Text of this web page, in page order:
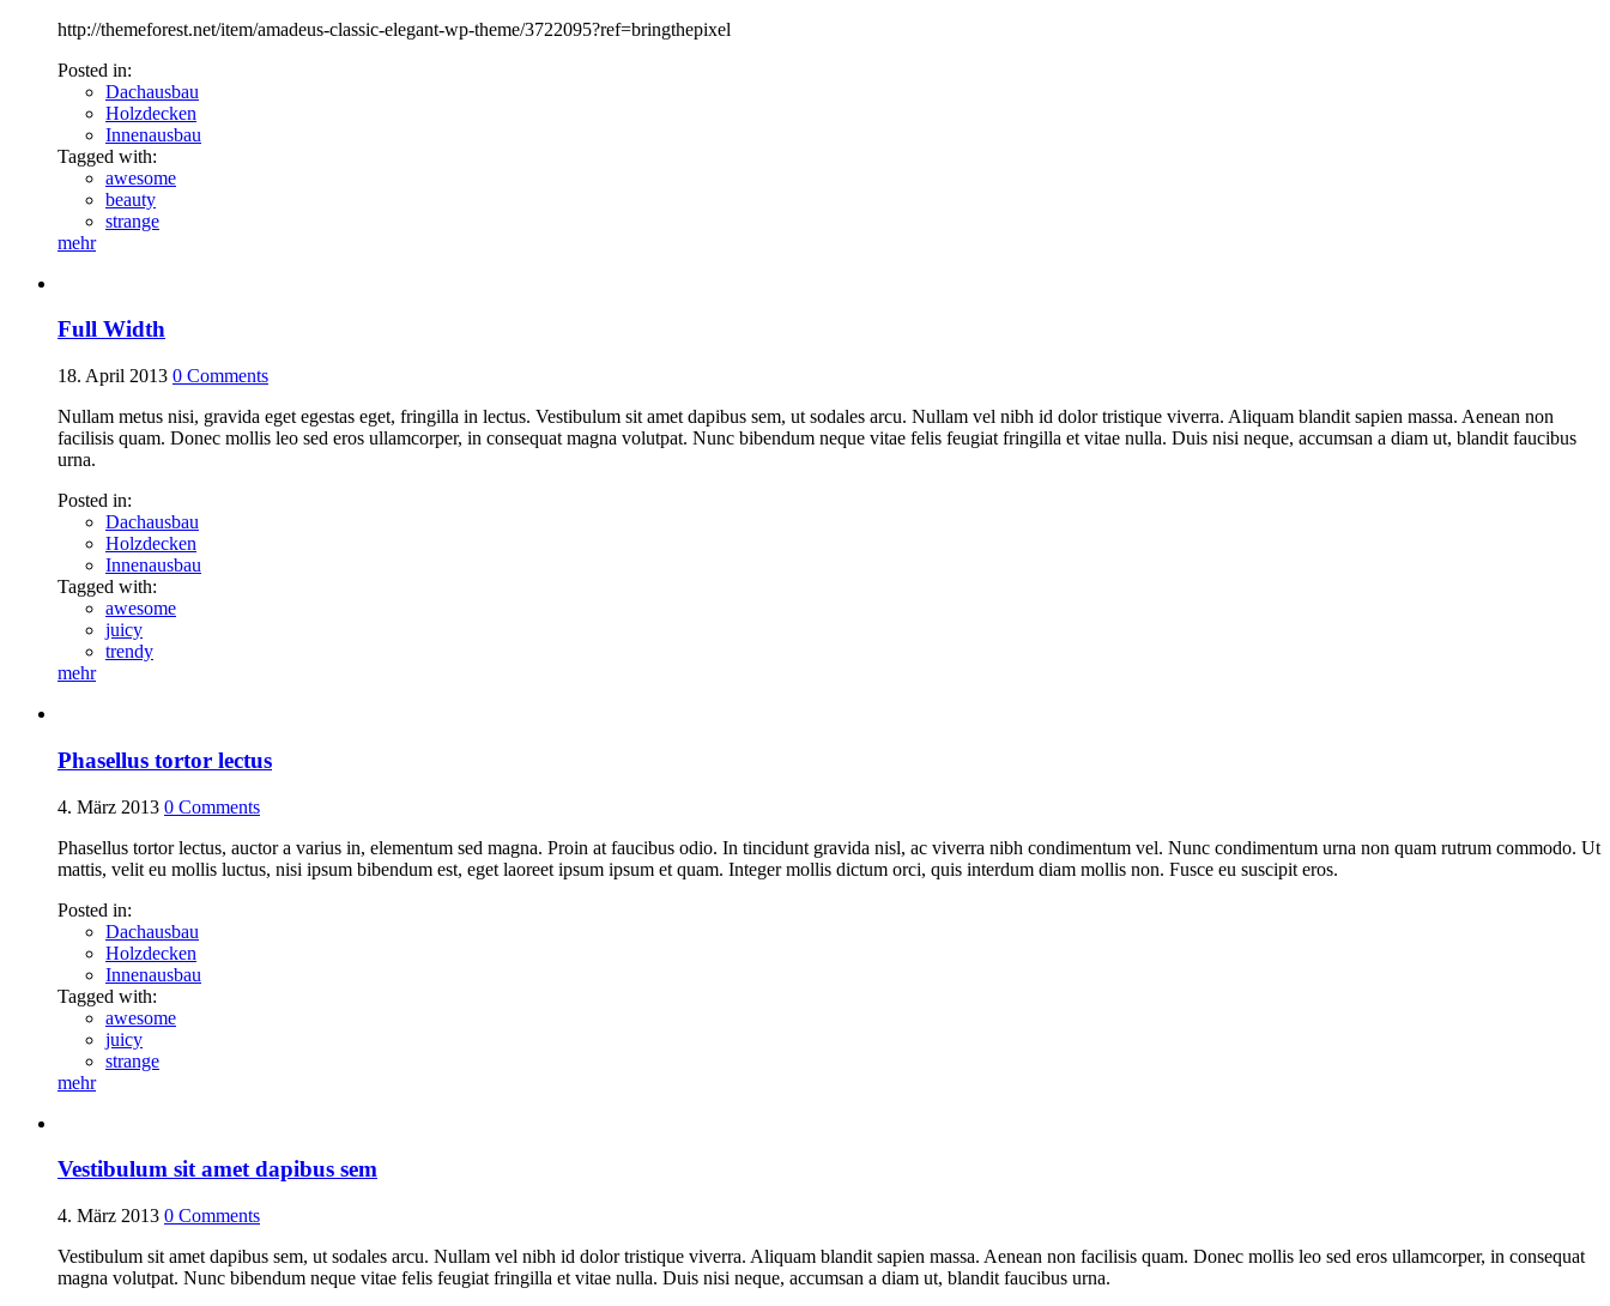
http://themeforest.net/item/amadeus-classic-elegant-wp-theme/3722095?ref=bringthepixel
Posted in:
Dachausbau
Holzdecken
Innenausbau
Tagged with:
awesome
beauty
strange
mehr
Full Width
18. April 2013 0 Comments
Nullam metus nisi, gravida eget egestas eget, fringilla in lectus. Vestibulum sit amet dapibus sem, ut sodales arcu. Nullam vel nibh id dolor tristique viverra. Aliquam blandit sapien massa. Aenean non
facilisis quam. Donec mollis leo sed eros ullamcorper, in consequat magna volutpat. Nunc bibendum neque vitae felis feugiat fringilla et vitae nulla. Duis nisi neque, accumsan a diam ut, blandit faucibus
urna.
Posted in:
Dachausbau
Holzdecken
Innenausbau
Tagged with:
awesome
juicy
trendy
mehr
Phasellus tortor lectus
4. März 2013 0 Comments
Phasellus tortor lectus, auctor a varius in, elementum sed magna. Proin at faucibus odio. In tincidunt gravida nisl, ac viverra nibh condimentum vel. Nunc condimentum urna non quam rutrum commodo. Ut
mattis, velit eu mollis luctus, nisi ipsum bibendum est, eget laoreet ipsum ipsum et quam. Integer mollis dictum orci, quis interdum diam mollis non. Fusce eu suscipit eros.
Posted in:
Dachausbau
Holzdecken
Innenausbau
Tagged with:
awesome
juicy
strange
mehr
Vestibulum sit amet dapibus sem
4. März 2013 0 Comments
Vestibulum sit amet dapibus sem, ut sodales arcu. Nullam vel nibh id dolor tristique viverra. Aliquam blandit sapien massa. Aenean non facilisis quam. Donec mollis leo sed eros ullamcorper, in consequat
magna volutpat. Nunc bibendum neque vitae felis feugiat fringilla et vitae nulla. Duis nisi neque, accumsan a diam ut, blandit faucibus urna.